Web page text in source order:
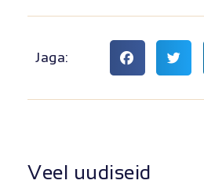
Jaga:
Veel uudiseid